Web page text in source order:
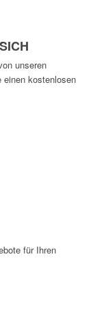
unseren
einen kostenlosen
für Ihren